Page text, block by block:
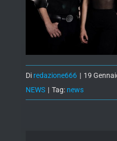
Di redazione666 | 19
NEWS | Tag: news